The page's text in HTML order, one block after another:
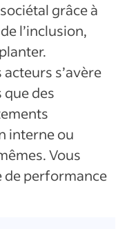
grâce à
l’inclusion,
s’avère
des
interne ou
Vous
de performance